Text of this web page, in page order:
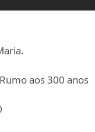
aos 300 anos